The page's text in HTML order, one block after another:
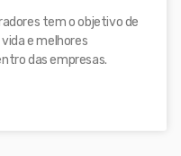
tem o objetivo de
e melhores
das empresas.